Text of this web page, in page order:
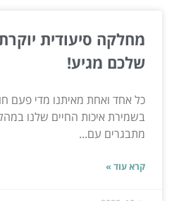
מחלקה סיעודית
שלכם מגיע!
כל אחד ואחת מאיתנו מדי פעם
בשמירת איכות החיים שלנו
מתבגרים עם...
קרא עוד »